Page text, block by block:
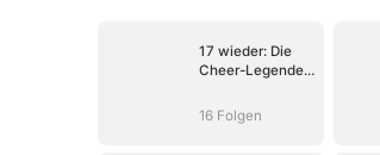
17 wieder: Die
Cheer-Legende
Tochter
16 Folgen